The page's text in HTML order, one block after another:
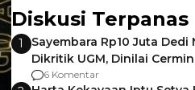
Diskusi Terpanas
1
Sayembara Rp10 Juta Dedi
Dikritik UGM, Dinilai Cermin
Gagalnya Negara Jamin
6 Komentar